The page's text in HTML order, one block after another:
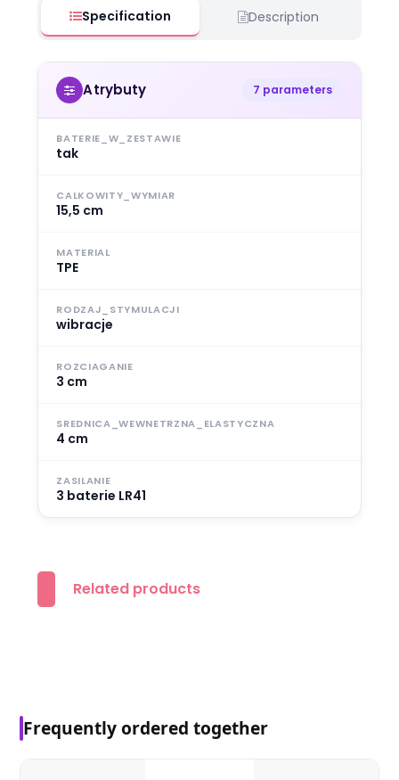
Specification Description
Atrybuty 7 parameters
BATERIE_W_ZESTAWIE
tak
CALKOWITY_WYMIAR
15,5 cm
MATERIAL
TPE
RODZAJ_STYMULACJI
wibracje
ROZCIAGANIE
3 cm
SREDNICA_WEWNETRZNA_ELASTYCZNA
4 cm
ZASILANIE
3 baterie LR41
Related products
Frequently ordered together